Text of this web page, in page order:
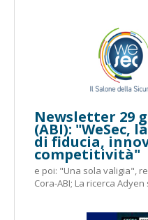
Newsletter 29
(ABI): "WeSec,
di fiducia,
competitività"
e poi: "Una sola valigia",
Cora-ABI; La ricerca Adyen